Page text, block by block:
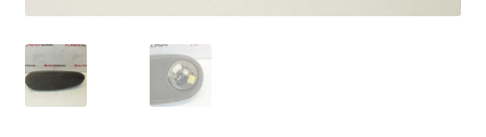
Politique de confidentialité
Procédure de Réclamation